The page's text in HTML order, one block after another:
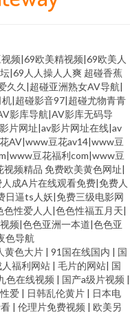
频|69欧美精视频|69欧美人
|69人人操人人爽 超碰香蕉
久久|超碰亚洲熟女AV导航|
|超碰影音97|超碰尤物青青
影库导航|AV影库无码导
片网址|av影片网址在线|av
AV|www豆花av14|www豆
豆花福利com|www豆
视频精品 免费欧美黄色网址|
成A片在线观看免费|免费人
日逼ts人妖|免费三级电影网
色性爱人人|色色性福五月天|
频|色色亚洲一本道|色色亚
色导航
黄色大片 | 91国在线国内 | 国
福利网站 | 毛片的网站| 国
色在线视频 | 国产a级片视频 |
爱 | 日韩乱伦黄片 | 日本电
| 伦理片免费视频 | 欧美另